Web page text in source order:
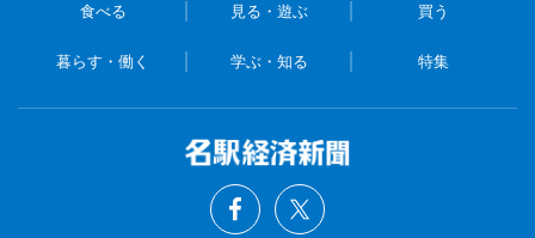
食べる 見る・遊ぶ 買う
暮らす・働く 学ぶ・知る 特集